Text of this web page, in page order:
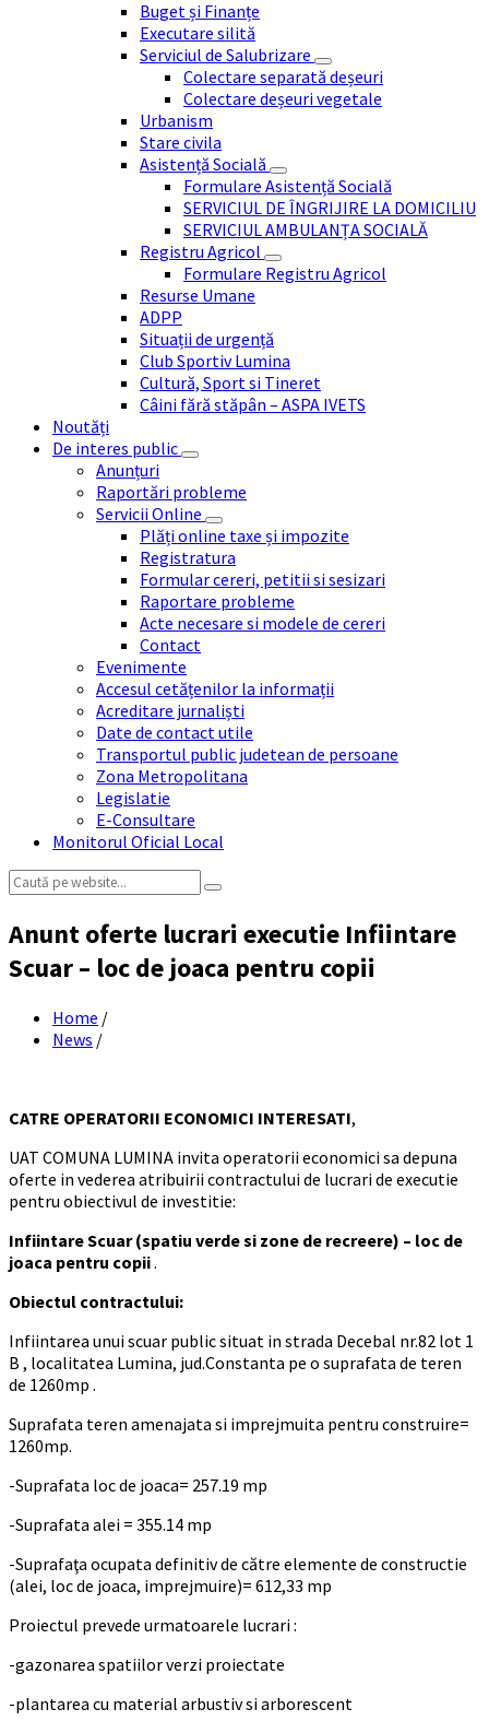
Buget și Finanțe
Executare silită
Serviciul de Salubrizare
Colectare separată deșeuri
Colectare deșeuri vegetale
Urbanism
Stare civila
Asistență Socială
Formulare Asistență Socială
SERVICIUL DE ÎNGRIJIRE LA DOMICILIU
SERVICIUL AMBULANȚA SOCIALĂ
Registru Agricol
Formulare Registru Agricol
Resurse Umane
ADPP
Situații de urgență
Club Sportiv Lumina
Cultură, Sport si Tineret
Câini fără stăpân – ASPA IVETS
Noutăți
De interes public
Anunțuri
Raportări probleme
Servicii Online
Plăți online taxe și impozite
Registratura
Formular cereri, petitii si sesizari
Raportare probleme
Acte necesare si modele de cereri
Contact
Evenimente
Accesul cetățenilor la informații
Acreditare jurnaliști
Date de contact utile
Transportul public judetean de persoane
Zona Metropolitana
Legislatie
E-Consultare
Monitorul Oficial Local
Search:
Anunt oferte lucrari executie Infiintare
Scuar – loc de joaca pentru copii
Home /
News /
CATRE OPERATORII ECONOMICI INTERESATI,
UAT COMUNA LUMINA invita operatorii economici sa depuna
oferte in vederea atribuirii contractului de lucrari de executie
pentru obiectivul de investitie:
Infiintare Scuar (spatiu verde si zone de recreere) – loc de
joaca pentru copii.
Obiectul contractului:
Infiintarea unui scuar public situat in strada Decebal nr.82 lot 1
B , localitatea Lumina, jud.Constanta pe o suprafata de teren
de 1260mp .
Suprafata teren amenajata si imprejmuita pentru construire=
1260mp.
-Suprafata loc de joaca= 257.19 mp
-Suprafata alei = 355.14 mp
-Suprafaţa ocupata definitiv de către elemente de constructie
(alei, loc de joaca, imprejmuire)= 612,33 mp
Proiectul prevede urmatoarele lucrari :
-gazonarea spatiilor verzi proiectate
-plantarea cu material arbustiv si arborescent